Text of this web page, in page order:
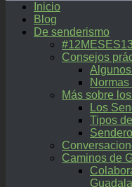
Inicio
Blog
De senderismo
Consejos
Más sobre
Los
Tipos
Caminos de